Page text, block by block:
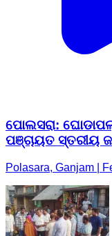
ପୋଲସରା:
ପଞ୍ଚାୟତ ସ୍ତରୀୟ
Polasara, Ganjam |